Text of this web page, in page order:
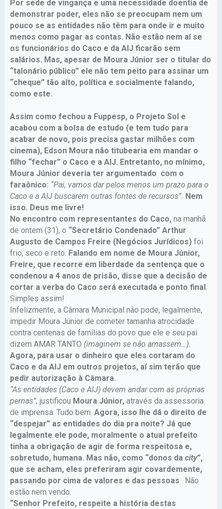
Por sede de vingança e uma necessidade doentia de
demonstrar poder, eles não se preocupam nem um
pouco se as entidades não têm para onde ir e muito
menos como pagar as contas. Não estão nem aí se
os funcionários do Caco e da AIJ ficarão sem
salários. Mas, apesar de Moura Júnior ser o titular do
“talonário público” ele não tem peito para assinar um
“cheque” tão alto, política e socialmente falando,
como este.
Assim como fechou a Fuppesp, o Projeto Sol e
acabou com a bolsa de estudo (e tem tudo para
acabar de novo, pois precisa gastar milhões com
cinema), Edson Moura não titubearia em mandar o
filho “fechar” o Caco e a AIJ. Entretanto, no mínimo,
Moura Júnior deveria ter argumentado com o
faraônico: “Pai, vamos dar pelos menos um prazo para o
Caco e a AIJ buscarem outras fontes de recursos”. Nem
isso. Deus me livre!
No encontro com representantes do Caco, na manhã
de ontem (31), o “Secretário Condenado” Arthur
Augusto de Campos Freire (Negócios Jurídicos) foi
frio, seco e reto. Falando em nome de Moura Júnior,
Freire, que recorre em liberdade da sentença que o
condenou a 4 anos de prisão, disse que a decisão de
cortar a verba do Caco será executada e ponto final
Simples assim!
Infelizmente, a Câmara Municipal não pode, legalmente,
impedir Moura Júnior de cometer tamanha atrocidade
contra centenas de famílias do povo que ele e seu pai
dizem AMAR TANTO (imaginem se não amassem…).
Agora, para usar o dinheiro que eles cortaram do
Caco e da AIJ em outros projetos, aí sim terão que
pedir autorização à Câmara.
“As entidades (Caco e AIJ) devem andar com as próprias
pernas”, justificou Moura Júnior, através da assessoria
de imprensa. Tudo bem. Agora, isso lhe dá o direito de
“despejar” as entidades do dia pra noite? Já que
legalmente ele pode, moralmente o atual prefeito
tinha a obrigação de agir de forma respeitosa e,
sobretudo, humana. Mas não, como “donos da city”,
que se acham, eles preferiram agir covardemente,
passando por cima de valores e das pessoas . Não
estão nem vendo.
“Senhor Prefeito, respeite a história destas